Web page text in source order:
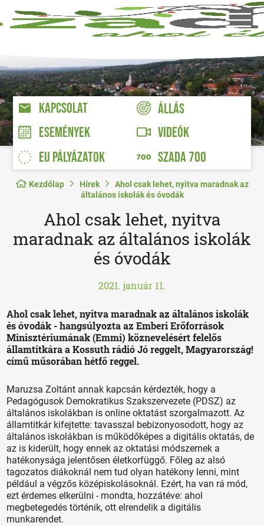
KAPCSOLAT
ÁLLÁS
ESEMÉNYEK
VIDEÓK
EU PÁLYÁZATOK
SZADA 700
Kezdőlap Hírek
Ahol csak lehet, nyitva maradnak az
általános iskolák és óvodák
Ahol csak lehet, nyitva
maradnak az általános iskolák
és óvodák
2021. január 11.
Ahol csak lehet, nyitva maradnak az általános iskolák
és óvodák - hangsúlyozta az Emberi Erőforrások
Minisztériumának (Emmi) köznevelésért felelős
államtitkára a Kossuth rádió Jó reggelt, Magyarország!
című műsorában hétfő reggel.
Maruzsa Zoltánt annak kapcsán kérdezték, hogy a
Pedagógusok Demokratikus Szakszervezete (PDSZ) az
általános iskolákban is online oktatást szorgalmazott. Az
államtitkár kifejtette: tavasszal bebizonyosodott, hogy az
általános iskolákban is működőképes a digitális oktatás, de
az is kiderült, hogy ennek az oktatási módszernek a
hatékonysága jelentősen életkorfüggő. Főleg az alsó
tagozatos diákoknál nem tud olyan hatékony lenni, mint
például a végzős középiskolásoknál. Ezért, ha van rá mód,
ezt érdemes elkerülni - mondta, hozzátéve: ahol
megbetegedés történik, ott elrendelik a digitális
munkarendet.